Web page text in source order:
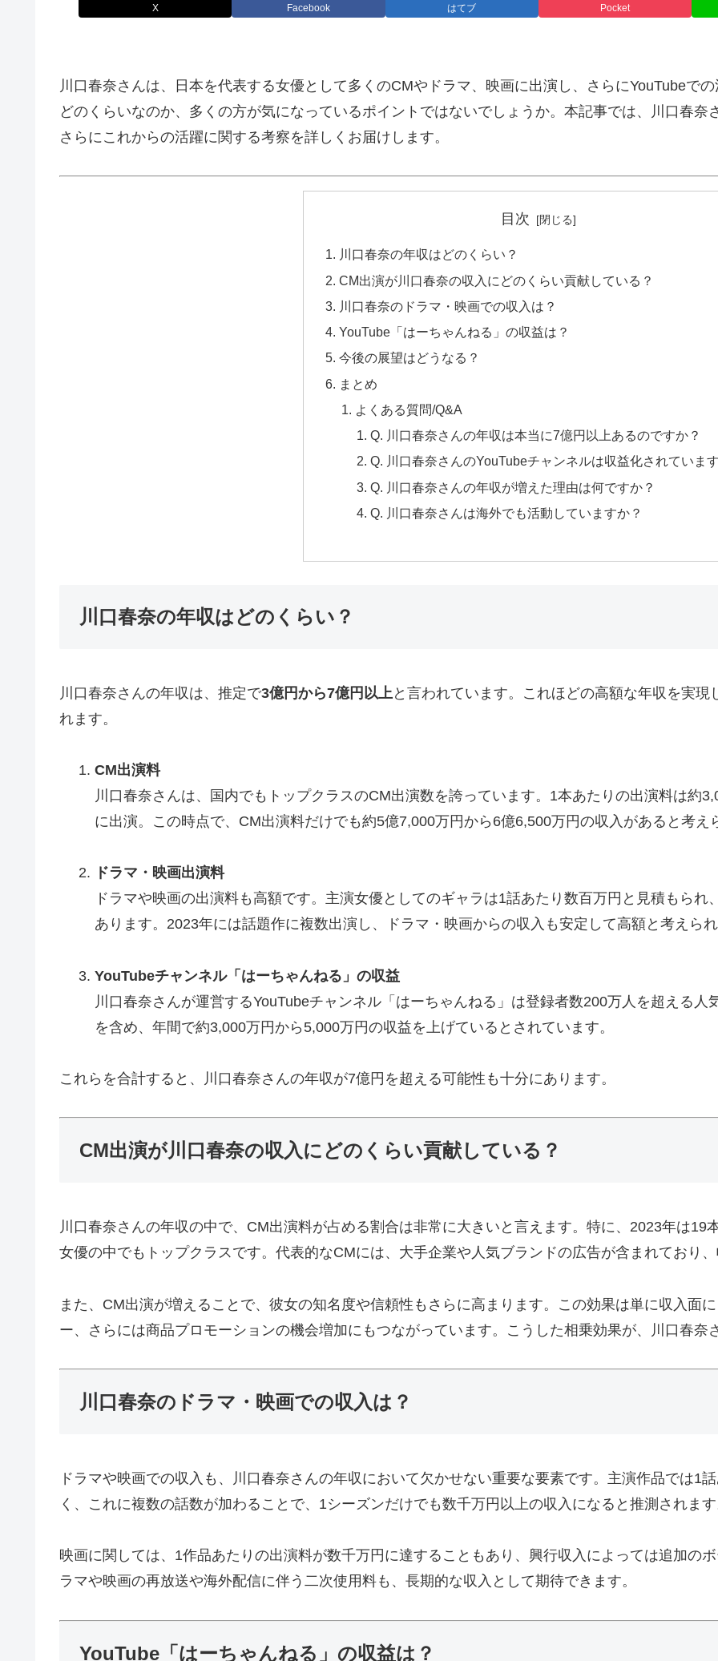
X Facebook はてブ Pocket
川口春奈さんは、日本を代表する女優として多くのCMやドラマ、映画に出演し、さらにYouTubeで
どのくらいなのか、多くの方が気になっているポイントではないでしょうか。本記事では、川口春
さらにこれからの活躍に関する考察を詳しくお届けします。
目次
川口春奈の年収はどのくらい？
CM出演が川口春奈の収入にどのくらい貢献している？
川口春奈のドラマ・映画での収入は？
YouTube「はーちゃんねる」の収益は？
今後の展望はどうなる？
まとめ
よくある質問/Q&A
Q. 川口春奈さんの年収は本当に7億円以上あるのですか？
Q. 川口春奈さんのYouTubeチャンネルは収益化されていま
Q. 川口春奈さんの年収が増えた理由は何ですか？
Q. 川口春奈さんは海外でも活動していますか？
川口春奈の年収はどのくらい？
川口春奈さんの年収は、推定で3億円から7億円以上 と言われています。これほどの高額な年収を実
れます。
CM出演料
川口春奈さんは、国内でもトップクラスのCM出演数を誇っています。1本あたりの出演料は約
に出演。この時点で、CM出演料だけでも約5億7,000万円から6億6,500万円の収入があると考え
ドラマ・映画出演料
ドラマや映画の出演料も高額です。主演女優としてのギャラは1話あたり数百万円と見積もら
あります。2023年には話題作に複数出演し、ドラマ・映画からの収入も安定して高額と考えら
YouTubeチャンネル「はーちゃんねる」の収益
川口春奈さんが運営するYouTubeチャンネル「はーちゃんねる」は登録者数200万人を超える
を含め、年間で約3,000万円から5,000万円の収益を上げているとされています。
これらを合計すると、川口春奈さんの年収が7億円を超える可能性も十分にあります。
CM出演が川口春奈の収入にどのくらい貢献している？
川口春奈さんの年収の中で、CM出演料が占める割合は非常に大きいと言えます。特に、2023年は19
女優の中でもトップクラスです。代表的なCMには、大手企業や人気ブランドの広告が含まれており
また、CM出演が増えることで、彼女の知名度や信頼性もさらに高まります。この効果は単に収入面
ー、さらには商品プロモーションの機会増加にもつながっています。こうした相乗効果が、川口春
川口春奈のドラマ・映画での収入は？
ドラマや映画での収入も、川口春奈さんの年収において欠かせない重要な要素です。主演作品では1
く、これに複数の話数が加わることで、1シーズンだけでも数千万円以上の収入になると推測されま
映画に関しては、1作品あたりの出演料が数千万円に達することもあり、興行収入によっては追加の
ラマや映画の再放送や海外配信に伴う二次使用料も、長期的な収入として期待できます。
YouTube「はーちゃんねる」の収益は？